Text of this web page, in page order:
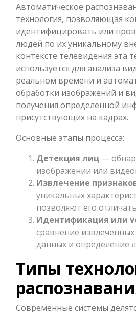
Автоматическое
технология, позволяющая
идентифицировать или
людей по их уникальному
контексте телевидения эта
используется для анализа
реальном времени и
обработки изображений и
получения определенной
присутствующих на кадрах.
Основные этапы процесса:
Детекция лиц —
изображении или
Извлечение
уникальных
позволяют его
Идентификация или
сравнение
данных и определение
Типы
Современные системы